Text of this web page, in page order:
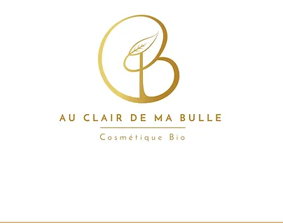
savon, soin, bio, surgras,
Troyes, fabriqué en France